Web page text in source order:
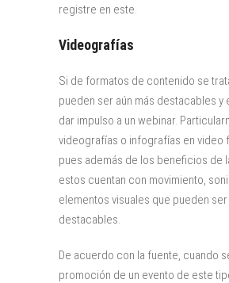
registre en este.
Videografías
Si de formatos de contenido se
pueden ser aún más destacables y
dar impulso a un webinar.
videografías o infografías en video
pues además de los beneficios de
estos cuentan con movimiento,
elementos visuales que pueden ser
destacables.
De acuerdo con la fuente, cuando
promoción de un evento de este